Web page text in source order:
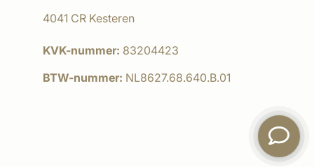
4041 CR Kesteren
KVK-nummer: 83204423
BTW-nummer: NL8627.68.640.B.01